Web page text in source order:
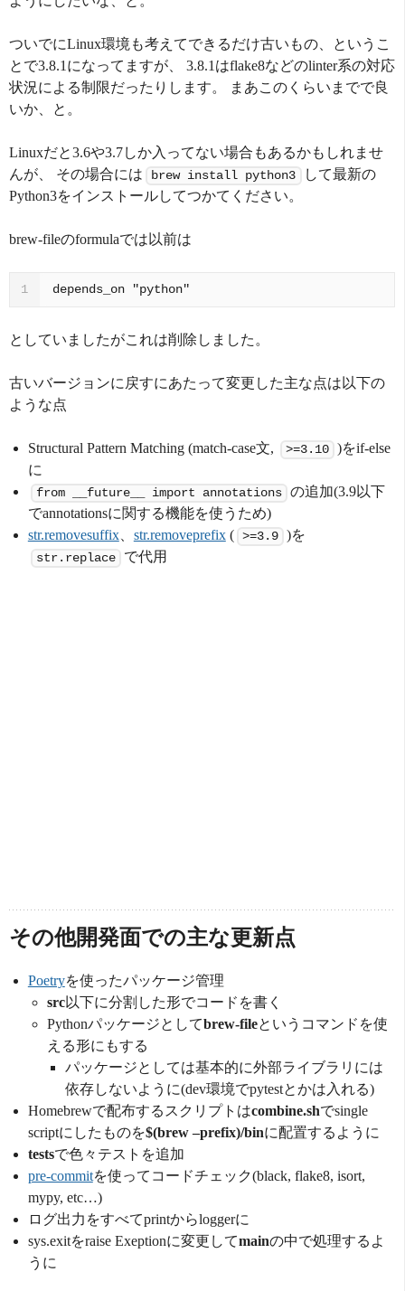
ついでにLinux環境も考えてできるだけ古いもの、というこ
とで3.8.1になってますが、 3.8.1はflake8などのlinter系の対応
状況による制限だったりします。 まあこのくらいまでで良
いか、と。
Linuxだと3.6や3.7しか入ってない場合もあるかもしれませ
んが、 その場合には
brew install python3
して最新の
Python3をインストールしてつかてください。
brew-fileのformulaでは以前は
1 depends_on "python"
としていましたがこれは削除しました。
古いバージョンに戻すにあたって変更した主な点は以下の
ような点
Structural Pattern Matching (match-case文, >=3.10 )をif-else
に
from __future__ import annotations の追加(3.9以下
でannotationsに関する機能を使うため)
str.removesuffix、 str.removeprefix( >=3.9 )を
str.replace で代用
その他開発面での主な更新点
Poetryを使ったパッケージ管理
src以下に分割した形でコードを書く
Pythonパッケージとしてbrew-fileというコマンドを使
える形にもする
パッケージとしては基本的に外部ライブラリには
依存しないように(dev環境でpytestとかは入れる)
Homebrewで配布するスクリプトはcombine.shでsingle
scriptにしたものを$(brew –prefix)/binに配置するように
testsで色々テストを追加
pre-commitを使ってコードチェック(black, flake8, isort,
mypy, etc…)
ログ出力をすべてprintからloggerに
sys.exitをraise Exeptionに変更してmainの中で処理するよ
うに